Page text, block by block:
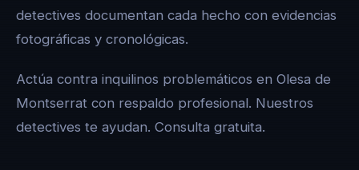
detectives documentan cada hecho con evidencias
fotográficas y cronológicas.
Actúa contra inquilinos problemáticos en Olesa de
Montserrat con respaldo profesional. Nuestros
detectives te ayudan. Consulta gratuita.